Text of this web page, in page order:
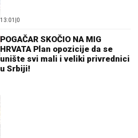
13:01 0
POGAČAR SKOČIO NA MIG
HRVATA Plan opozicije da se
unište svi mali i veliki privrednici
u Srbiji!